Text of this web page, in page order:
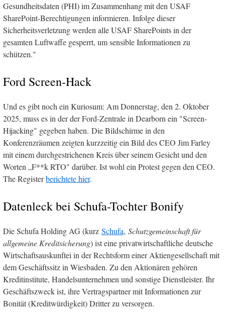
Gesundheitsdaten (PHI) im Zusammenhang mit den USAF
SharePoint-Berechtigungen informieren. Infolge dieser
Sicherheitsverletzung werden alle USAF SharePoints in der
gesamten Luftwaffe gesperrt, um sensible Informationen zu
schützen."
Ford Screen-Hack
Und es gibt noch ein Kuriosum: Am Donnerstag, den 2. Oktober
2025, muss es in der der Ford-Zentrale in Dearborn ein "Screen-
Hijacking" gegeben haben. Die Bildschirme in den
Konferenzräumen zeigten kurzzeitig ein Bild des CEO Jim Farley
mit einem durchgestrichenen Kreis über seinem Gesicht und den
Worten „F**k RTO" darüber. Ist wohl ein Protest gegen den CEO.
The Registerberichtete hier.
Datenleck bei Schufa-Tochter Bonify
Die Schufa Holding AG (kurz Schufa, Schutzgemeinschaft für
allgemeine Kreditsicherung) ist eine privatwirtschaftliche deutsche
Wirtschaftsauskunftei in der Rechtsform einer Aktiengesellschaft mit
dem Geschäftssitz in Wiesbaden. Zu den Aktionären gehören
Kreditinstitute, Handelsunternehmen und sonstige Dienstleister. Ihr
Geschäftszweck ist, ihre Vertragspartner mit Informationen zur
Bonität (Kreditwürdigkeit) Dritter zu versorgen.